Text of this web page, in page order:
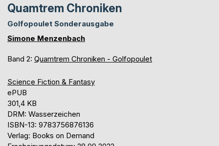
Quamtrem Chroniken
Golfopoulet Sonderausgabe
Simone Menzenbach
Band 2: Quamtrem Chroniken - Golfopoulet
Science Fiction & Fantasy
ePUB
301,4 KB
DRM: Wasserzeichen
ISBN-13: 9783756876136
Verlag: Books on Demand